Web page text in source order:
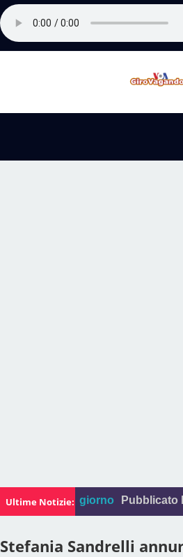
Ultime Notizie:
foto del giorno Pubblicato In:
Stefania Sandrelli